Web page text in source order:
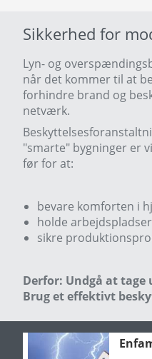
Sikkerhed for
Lyn- og
når det kommer til at
forhindre brand og
netværk.
"smarte" bygninger er
før for at:
bevare komforten i
holde
sikre
Derfor: Undgå at tage
Brug et effektivt